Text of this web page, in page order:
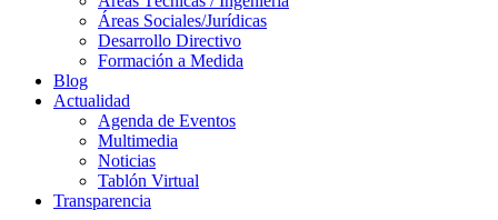
Áreas Sociales/Jurídicas
Desarrollo Directivo
Formación a Medida
Blog
Actualidad
Agenda de Eventos
Multimedia
Noticias
Tablón Virtual
Transparencia